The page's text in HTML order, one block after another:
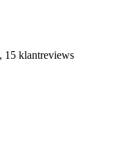
15 klantreviews